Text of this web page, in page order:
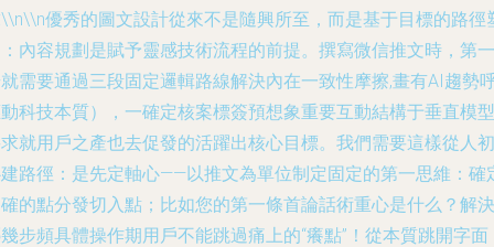
優秀的圖文設計從來不是隨興所至，而是基于目標的路徑
內容規劃是賦予靈感技術流程的前提。撰寫微信推文時，第一
需要通過三段固定邏輯路線解決內在一致性摩擦,畫有AI趨勢
科技本質），一確定核案標簽預想象重要互動結構于垂直模型
就用戶之產也去促發的活躍出核心目標。我們需要這樣從人初
路徑：是先定軸心——以推文為單位制定固定的第一思維：確
的點分發切入點；比如您的第一條首論話術重心是什么？解決
步頻具體操作期用戶不能跳過痛上的“癢點”！從本質跳開字面